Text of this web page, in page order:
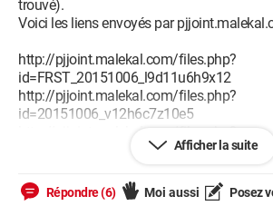
trouvé).
Voici les liens envoyés par
http://pjjoint.malekal.com/files.php?
id=FRST_20151006_l9d11u6h9x12
http://pjjoint.malekal.com/files.php?
id=20151006_v12h6c7z10e5
http://pjjoint.malekal.com/files.php?
id=20151006_k9p6u11v8v13
Merci pour votre aide.
Afficher la suite
Répondre (6) Moi aussi Posez